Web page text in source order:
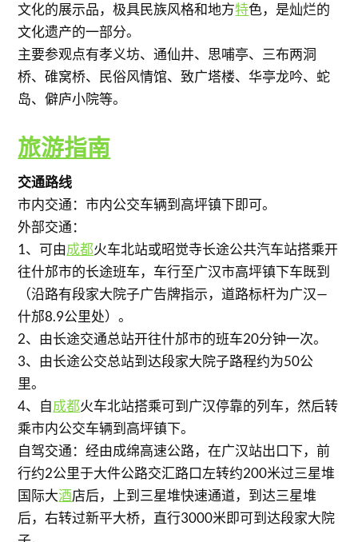
文化的展示品，极具民族风格和地方特色，是灿烂的
文化遗产的一部分。
主要参观点有孝义坊、通仙井、思哺亭、三布两洞
桥、碓窝桥、民俗风情馆、致广塔楼、华亭龙吟、蛇
岛、僻庐小院等。
旅游指南
交通路线
市内交通：市内公交车辆到高坪镇下即可。
外部交通：
1、可由成都火车北站或昭觉寺长途公共汽车站搭乘开
往什邡市的长途班车，车行至广汉市高坪镇下车既到
（沿路有段家大院子广告牌指示，道路标杆为广汉—
什邡8.9公里处）。
2、由长途交通总站开往什邡市的班车20分钟一次。
3、由长途公交总站到达段家大院子路程约为50公
里。
4、自成都火车北站搭乘可到广汉停靠的列车，然后转
乘市内公交车辆到高坪镇下。
自驾交通：经由成绵高速公路，在广汉站出口下，前
行约2公里于大件公路交汇路口左转约200米过三星堆
国际大酒店后，上到三星堆快速通道，到达三星堆
后，右转过新平大桥，直行3000米即可到达段家大院